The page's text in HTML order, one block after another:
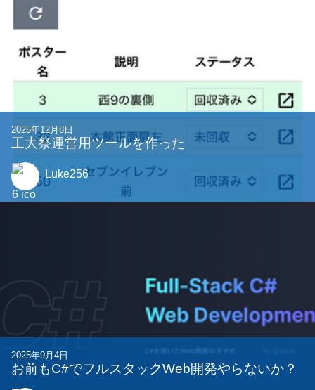
2025年12月8日
工大祭運営用ツールを作った
Luke256
2025年9月4日
お前もC#でフルスタックWeb開発やらないか？